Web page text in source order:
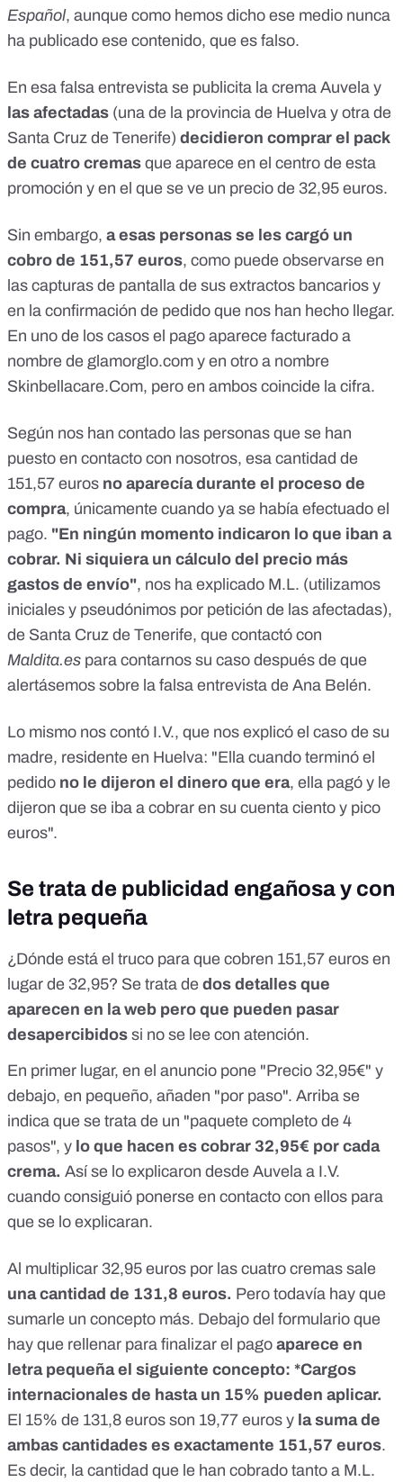
Español, aunque como hemos dicho ese medio nunca
ha publicado ese contenido, que es falso.
En esa falsa entrevista se publicita la crema Auvela y
las afectadas (una de la provincia de Huelva y otra de
Santa Cruz de Tenerife) decidieron comprar el pack
de cuatro cremas que aparece en el centro de esta
promoción y en el que se ve un precio de 32,95 euros.
Sin embargo, a esas personas se les cargó un
cobro de 151,57 euros, como puede observarse en
las capturas de pantalla de sus extractos bancarios y
en la confirmación de pedido que nos han hecho llegar.
En uno de los casos el pago aparece facturado a
nombre de glamorglo.com y en otro a nombre
Skinbellacare.Com, pero en ambos coincide la cifra.
Según nos han contado las personas que se han
puesto en contacto con nosotros, esa cantidad de
151,57 euros no aparecía durante el proceso de
compra, únicamente cuando ya se había efectuado el
pago. "En ningún momento indicaron lo que iban a
cobrar. Ni siquiera un cálculo del precio más
gastos de envío", nos ha explicado M.L. (utilizamos
iniciales y pseudónimos por petición de las afectadas),
de Santa Cruz de Tenerife, que contactó con
Maldita.es para contarnos su caso después de que
alertásemos sobre la falsa entrevista de Ana Belén.
Lo mismo nos contó I.V., que nos explicó el caso de su
madre, residente en Huelva: "Ella cuando terminó el
pedido no le dijeron el dinero que era, ella pagó y le
dijeron que se iba a cobrar en su cuenta ciento y pico
euros".
Se trata de publicidad engañosa y con
letra pequeña
¿Dónde está el truco para que cobren 151,57 euros en
lugar de 32,95? Se trata de dos detalles que
aparecen en la web pero que pueden pasar
desapercibidos si no se lee con atención.
En primer lugar, en el anuncio pone "Precio 32,95€" y
debajo, en pequeño, añaden "por paso". Arriba se
indica que se trata de un "paquete completo de 4
pasos", y lo que hacen es cobrar 32,95€ por cada
crema. Así se lo explicaron desde Auvela a I.V.
cuando consiguió ponerse en contacto con ellos para
que se lo explicaran.
Al multiplicar 32,95 euros por las cuatro cremas sale
una cantidad de 131,8 euros. Pero todavía hay que
sumarle un concepto más. Debajo del formulario que
hay que rellenar para finalizar el pago aparece en
letra pequeña el siguiente concepto: *Cargos
internacionales de hasta un 15% pueden aplicar.
El 15% de 131,8 euros son 19,77 euros y la suma de
ambas cantidades es exactamente 151,57 euros.
Es decir, la cantidad que le han cobrado tanto a M.L.